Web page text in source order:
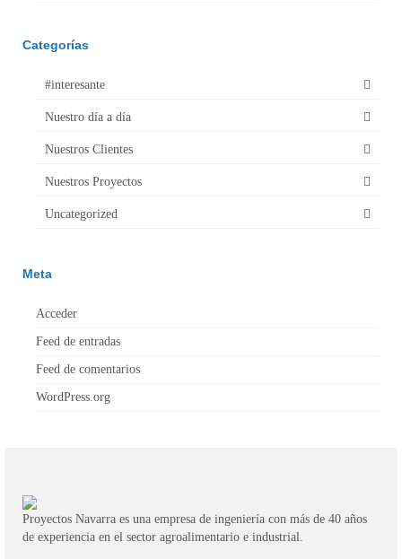
Categorías
#interesante
Nuestro día a día
Nuestros Clientes
Nuestros Proyectos
Uncategorized
Meta
Acceder
Feed de entradas
Feed de comentarios
WordPress.org
Proyectos Navarra es una empresa de ingeniería con más de 40 años
de experiencia en el sector agroalimentario e industrial.